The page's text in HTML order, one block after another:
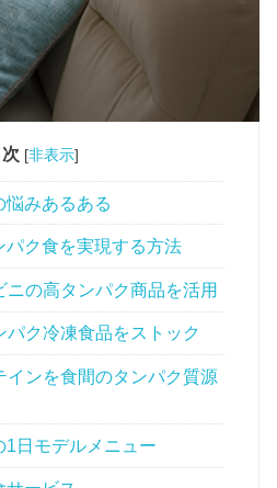
次 [非表示]
悩みあるある
パク食を実現する方法
ニの高タンパク商品を活用
パク冷凍食品をストック
インを食間のタンパク質源
日モデルメニュー